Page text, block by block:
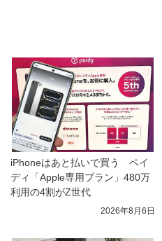
iPhoneはあと払いで買う　ペイ
ディ「Apple専用プラン」480万
利用の4割がZ世代
2026年8月6日